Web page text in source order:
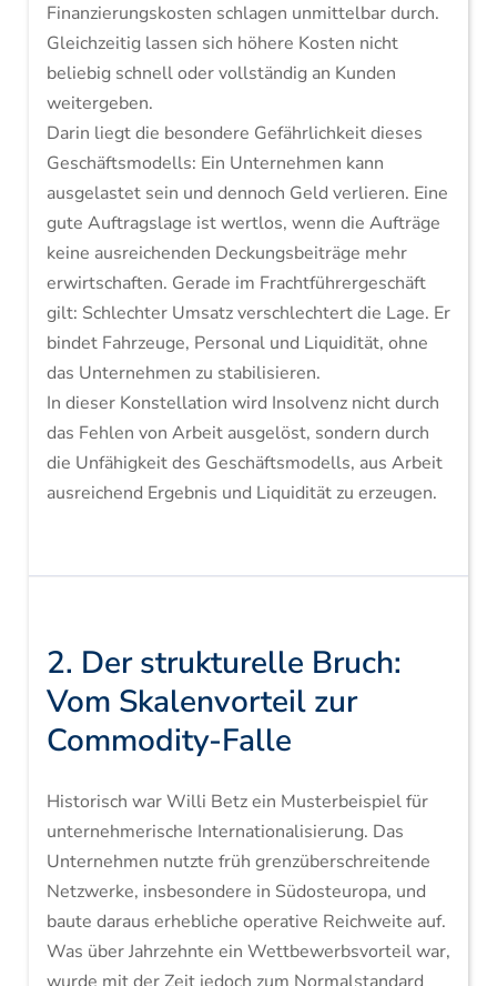
Finanzierungskosten schlagen unmittelbar durch.
Gleichzeitig lassen sich höhere Kosten nicht
beliebig schnell oder vollständig an Kunden
weitergeben.
Darin liegt die besondere Gefährlichkeit dieses
Geschäftsmodells: Ein Unternehmen kann
ausgelastet sein und dennoch Geld verlieren. Eine
gute Auftragslage ist wertlos, wenn die Aufträge
keine ausreichenden Deckungsbeiträge mehr
erwirtschaften. Gerade im Frachtführergeschäft
gilt: Schlechter Umsatz verschlechtert die Lage. Er
bindet Fahrzeuge, Personal und Liquidität, ohne
das Unternehmen zu stabilisieren.
In dieser Konstellation wird Insolvenz nicht durch
das Fehlen von Arbeit ausgelöst, sondern durch
die Unfähigkeit des Geschäftsmodells, aus Arbeit
ausreichend Ergebnis und Liquidität zu erzeugen.
2. Der strukturelle Bruch:
Vom Skalenvorteil zur
Commodity-Falle
Historisch war Willi Betz ein Musterbeispiel für
unternehmerische Internationalisierung. Das
Unternehmen nutzte früh grenzüberschreitende
Netzwerke, insbesondere in Südosteuropa, und
baute daraus erhebliche operative Reichweite auf.
Was über Jahrzehnte ein Wettbewerbsvorteil war,